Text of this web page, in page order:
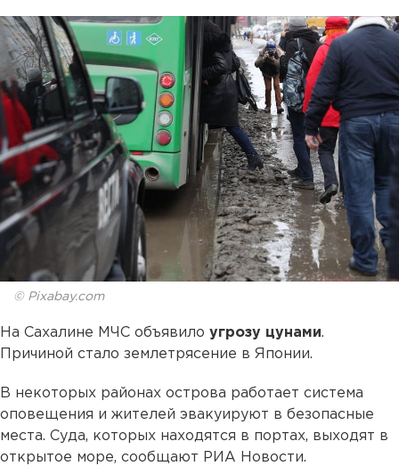
© Pixabay.com
На Сахалине МЧС объявило угрозу цунами.
Причиной стало землетрясение в Японии.
В некоторых районах острова работает система
оповещения и жителей эвакуируют в безопасные
места. Суда, которых находятся в портах, выходят в
открытое море, сообщают РИА Новости.